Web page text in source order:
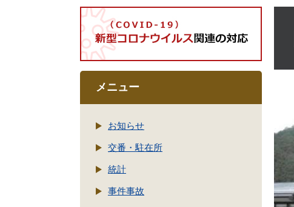
メニュー
お知らせ
交番・駐在所
統計
事件事故